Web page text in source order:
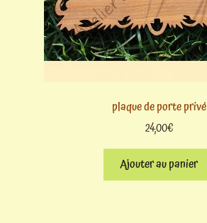
plaque de porte privé
24,00€
Ajouter au panier